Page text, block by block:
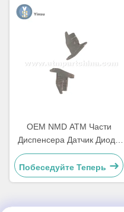
OEM NMD ATM Части
Диспенсера Датчик Диода
A001486
Побеседуйте Теперь